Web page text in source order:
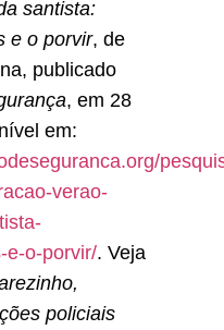
santista:
e o porvir, de
publicado
, em 28
em:
verao-
e-o-porvir/. Veja
policiais